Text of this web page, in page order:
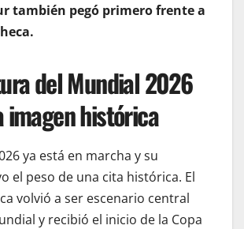
también pegó primero frente a
del Mundial 2026
imagen histórica
ya está en marcha y su
el peso de una cita histórica. El
volvió a ser escenario central
y recibió el inicio de la Copa